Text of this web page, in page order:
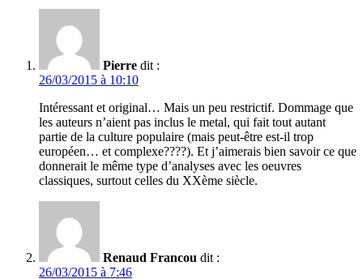
Pierre dit :
26/03/2015 à 10:10
Intéressant et original… Mais un peu restrictif. Dommage que
les auteurs n’aient pas inclus le metal, qui fait tout autant
partie de la culture populaire (mais peut-être est-il trop
européen… et complexe????). Et j’aimerais bien savoir ce que
donnerait le même type d’analyses avec les oeuvres
classiques, surtout celles du XXème siècle.
Renaud Francou dit :
26/03/2015 à 7:46